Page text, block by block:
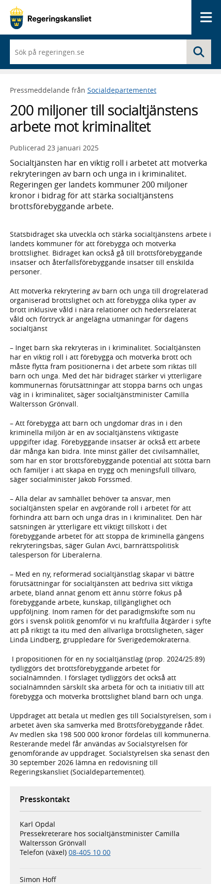
du
börjar
skriva
framträder
lista
med
sökförslag
Pressmeddelande från Socialdepartementet
200 miljoner till socialtjänstens
arbete mot kriminalitet
Publicerad 23 januari 2025
Socialtjänsten har en viktig roll i arbetet att motverka
rekryteringen av barn och unga in i kriminalitet.
Regeringen ger landets kommuner 200 miljoner
kronor i bidrag för att stärka socialtjänstens
brottsförebyggande arbete.
Statsbidraget ska utveckla och stärka socialtjänstens arbete i
landets kommuner för att förebygga och motverka
brottslighet. Bidraget kan också gå till brottsförebyggande
insatser och återfallsförebyggande insatser till enskilda
personer.
Att motverka rekrytering av barn och unga till drogrelaterad
organiserad brottslighet och att förebygga olika typer av
brott inklusive våld i nära relationer och hedersrelaterat
våld och förtryck är angelägna utmaningar för dagens
socialtjänst
– Inget barn ska rekryteras in i kriminalitet. Socialtjänsten
har en viktig roll i att förebygga och motverka brott och
måste flytta fram positionerna i det arbete som riktas till
barn och unga. Med det här bidraget stärker vi ytterligare
kommunernas förutsättningar att stoppa barns och ungas
väg in i kriminalitet, säger socialtjänstminister Camilla
Waltersson Grönvall.
– Att förebygga att barn och ungdomar dras in i den
kriminella miljön är en av socialtjänstens viktigaste
uppgifter idag. Förebyggande insatser är också ett arbete
där många kan bidra. Inte minst gäller det civilsamhället,
som har en stor brottsförebyggande potential att stötta barn
och familjer i att skapa en trygg och meningsfull tillvaro,
säger socialminister Jakob Forssmed.
– Alla delar av samhället behöver ta ansvar, men
socialtjänsten spelar en avgörande roll i arbetet för att
förhindra att barn och unga dras in i kriminalitet. Den här
satsningen är ytterligare ett viktigt tillskott i det
förebyggande arbetet för att stoppa de kriminella gängens
rekryteringsbas, säger Gulan Avci, barnrättspolitisk
talesperson för Liberalerna.
– Med en ny, reformerad socialtjänstlag skapar vi bättre
förutsättningar för socialtjänsten att bedriva sitt viktiga
arbete, bland annat genom ett ännu större fokus på
förebyggande arbete, kunskap, tillgänglighet och
uppföljning. Inom ramen för det paradigmskifte som nu
görs i svensk politik genomför vi nu kraftfulla åtgärder i syfte
att på riktigt ta itu med den allvarliga brottsligheten, säger
Linda Lindberg, gruppledare för Sverigedemokraterna.
I propositionen för en ny socialtjänstlag (prop. 2024/25:89)
tydliggörs det brottsförebyggande arbetet för
socialnämnden. I förslaget tydliggörs det också att
socialnämnden särskilt ska arbeta för och ta initiativ till att
förebygga och motverka brottslighet bland barn och unga.
Uppdraget att betala ut medlen ges till Socialstyrelsen, som i
arbetet även ska samverka med Brottsförebyggande rådet.
Av medlen ska 198 500 000 kronor fördelas till kommunerna.
Resterande medel får användas av Socialstyrelsen för
genomförande av uppdraget. Socialstyrelsen ska senast den
30 september 2026 lämna en redovisning till
Regeringskansliet (Socialdepartementet).
Presskontakt
Karl Opdal
Pressekreterare hos socialtjänstminister Camilla
Waltersson Grönvall
Telefon (växel) 08-405 10 00
Simon Hoff